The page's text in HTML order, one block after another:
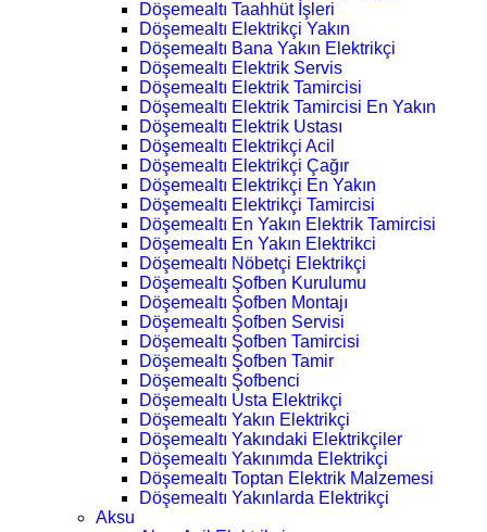
Döşemealtı Taahhüt İşleri
Döşemealtı Elektrikçi Yakın
Döşemealtı Bana Yakın Elektrikçi
Döşemealtı Elektrik Servis
Döşemealtı Elektrik Tamircisi
Döşemealtı Elektrik Tamircisi En Yakın
Döşemealtı Elektrik Ustası
Döşemealtı Elektrikçi Acil
Döşemealtı Elektrikçi Çağır
Döşemealtı Elektrikçi En Yakın
Döşemealtı Elektrikçi Tamircisi
Döşemealtı En Yakın Elektrik Tamircisi
Döşemealtı En Yakın Elektrikci
Döşemealtı Nöbetçi Elektrikçi
Döşemealtı Şofben Kurulumu
Döşemealtı Şofben Montajı
Döşemealtı Şofben Servisi
Döşemealtı Şofben Tamircisi
Döşemealtı Şofben Tamir
Döşemealtı Şofbenci
Döşemealtı Usta Elektrikçi
Döşemealtı Yakın Elektrikçi
Döşemealtı Yakındaki Elektrikçiler
Döşemealtı Yakınımda Elektrikçi
Döşemealtı Toptan Elektrik Malzemesi
Döşemealtı Yakınlarda Elektrikçi
Aksu